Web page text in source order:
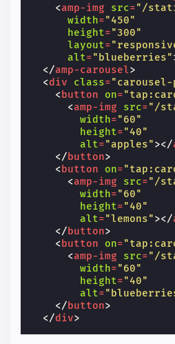
<amp-img src="/
width="450"
height="300"
layout=
alt="blueberries"
</amp-carousel>
<div class="carousel-
<button on=
<amp-img src="/
width="60"
height="40"
alt="apples"></
</button>
<button on=
<amp-img src="/
width="60"
height="40"
alt="lemons"></
</button>
<button on=
<amp-img src="/
width="60"
height="40"
alt=
</button>
</div>